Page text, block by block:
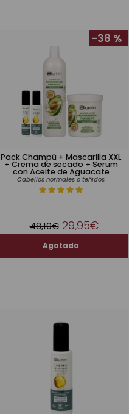
Pack Champú + Mascarilla XXL
+ Crema de secado + Serum
con Aceite de Aguacate
Cabellos normales o teñidos
-38 %
48,10€ 29,95€